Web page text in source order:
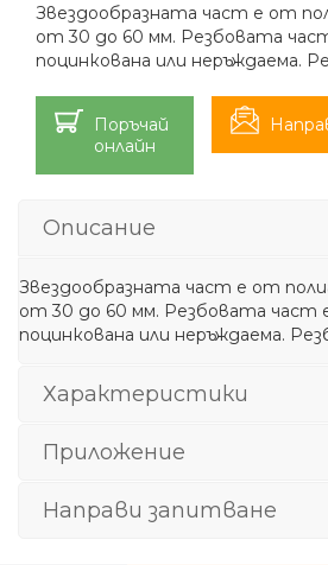
Звездообразната част е от
от 30 до 60 мм. Резбовата
поцинкована или неръждаема.
Поръчай
онлайн
Описание
Звездообразната част е от
от 30 до 60 мм. Резбовата част
поцинкована или неръждаема.
Характеристики
Приложение
Направи запитване